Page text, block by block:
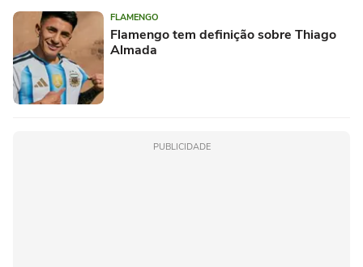
FLAMENGO
Flamengo tem definição sobre Thiago
Almada
PUBLICIDADE